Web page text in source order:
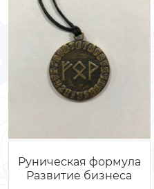
Руническая формула
Развитие бизнеса